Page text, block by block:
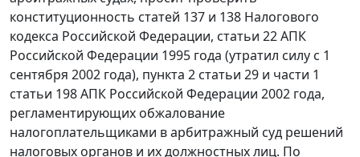
конституционность статей 137 и 138 Налогового
кодекса Российской Федерации, статьи 22АПК
Российской Федерации 1995 года (утратил силу с 1
сентября 2002 года), пункта 2 статьи 29 и части 1
статьи 198АПК Российской Федерации 2002 года,
регламентирующих обжалование
налогоплательщиками в арбитражный суд решений
налоговых органов и их должностных лиц. По